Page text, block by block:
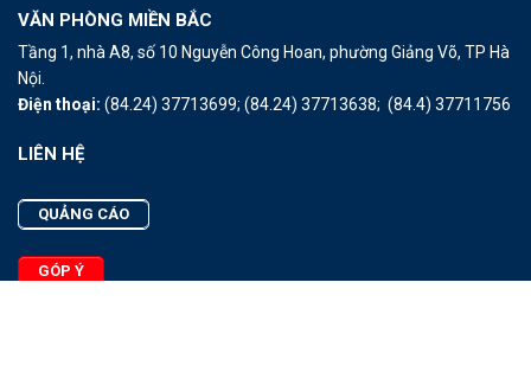
VĂN PHÒNG MIỀN BẮC
Tầng 1, nhà A8, số 10 Nguyễn Công Hoan, phường Giảng Võ, TP Hà
Nội.
Điện thoại: (84.24) 37713699; (84.24) 37713638; (84.4) 37711756
LIÊN HỆ
QUẢNG CÁO
GÓP Ý